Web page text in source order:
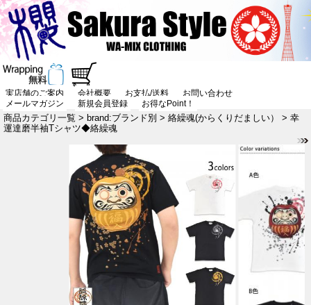
実店舗のご案内 会社概要 お支払/送料
お問い合わせ
メールマガジン
新規会員登録 お得なPoint！
商品カテゴリ一覧 > brand:ブランド別 > 絡繰魂(からくりだましい）
> 幸
運達磨半袖Tシャツ◆絡繰魂